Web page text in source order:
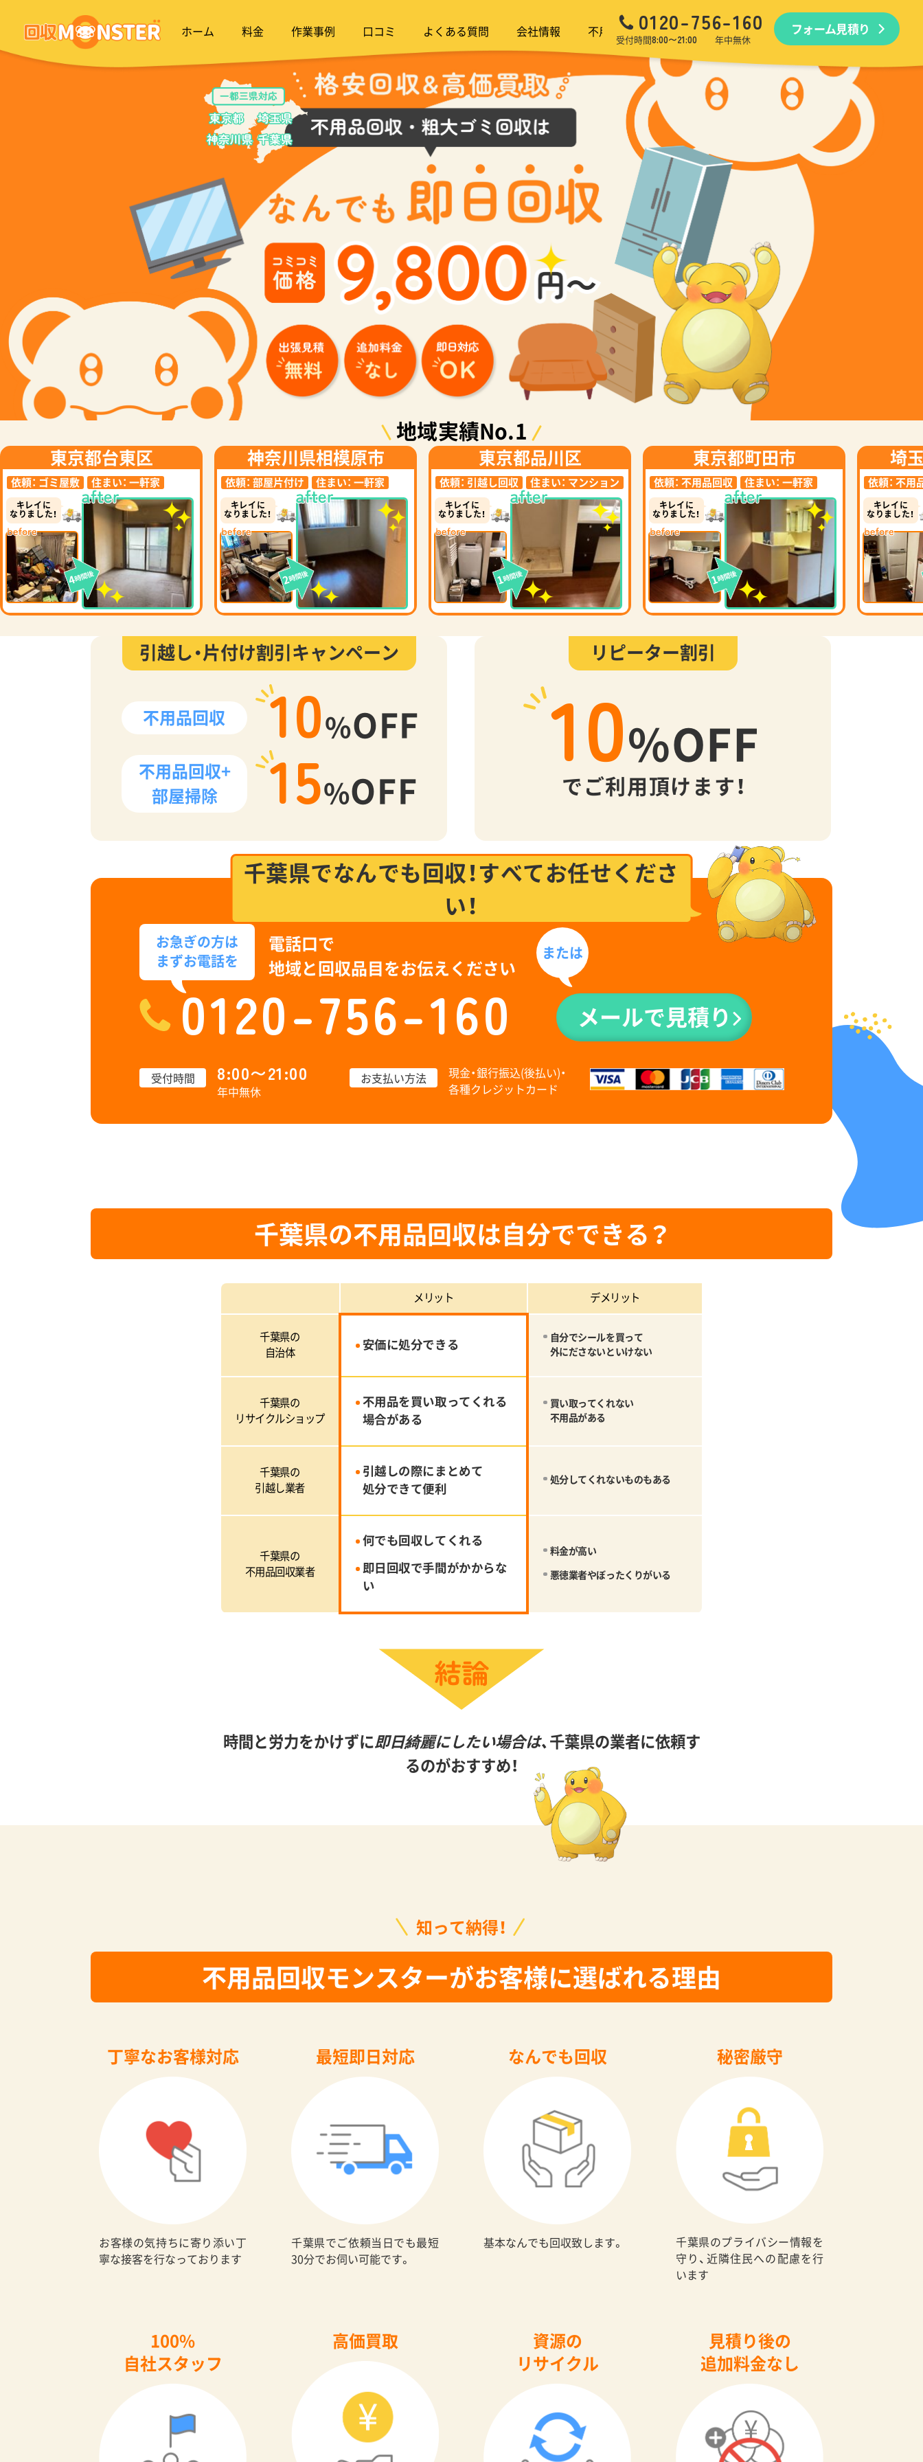
ホーム 料金 作業事例 口コミ よくある質問 会社情報 不用品回収 生前・遺品整理 引越しゴミ回収 ゴミ屋敷
0120-756-160
受付時間8:00〜21:00 年中無休
フォーム見積り
地域実績No.1
東京都台東区
依頼： ゴミ屋敷 住まい： 一軒家
キレイに
なりました！
4時間後
神奈川県相模原市
依頼： 部屋片付け 住まい： 一軒家
キレイに
なりました！
2時間後
東京都品川区
依頼： 引越し回収 住まい： マンション
キレイに
なりました！
1時間後
東京都町田市
依頼： 不用品回収 住まい： 一軒家
キレイに
なりました！
1時間後
埼
依頼： 不用
キレイに
なりました！
引越し・片付け割引キャンペーン
不用品回収 10%OFF
不用品回収+
部屋掃除
15%OFF
リピーター割引
10%OFF
でご利用頂けます！
千葉県でなんでも回収！すべてお任せくださ
い！
お急ぎの方は
まずお電話を
電話口で
地域と回収品目をお伝えください
0120-756-160
または
メールで見積り
受付時間 8:00〜21:00
年中無休
お支払い方法
現金・銀行振込(後払い)・
各種クレジットカード
千葉県の不用品回収は自分でできる？
メリット デメリット
千葉県の
自治体
安価に処分できる
自分でシールを買って
外にださないといけない
千葉県の
リサイクルショップ
不用品を買い取ってくれる
場合がある
買い取ってくれない
不用品がある
千葉県の
引越し業者
引越しの際にまとめて
処分できて便利
処分してくれないものもある
千葉県の
不用品回収業者
何でも回収してくれる
即日回収で手間がかからな
い
料金が高い
悪徳業者やぼったくりがいる
時間と労力をかけずに即日綺麗にしたい場合は、千葉県の業者に依頼す
るのがおすすめ！
知って納得！
不用品回収モンスターがお客様に選ばれる理由
丁寧なお客様対応
お客様の気持ちに寄り添い丁
寧な接客を行なっております
最短即日対応
千葉県でご依頼当日でも最短
30分でお伺い可能です。
なんでも回収
基本なんでも回収致します。
秘密厳守
千葉県のプライバシー情報を
守り、近隣住民への配慮を行
います
100%
自社スタッフ
高価買取
資源の
リサイクル
見積り後の
追加料金なし